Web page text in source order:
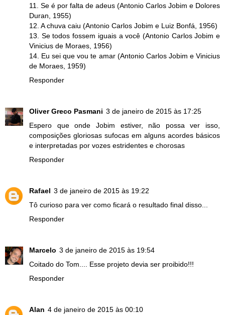
11. Se é por falta de adeus (Antonio Carlos Jobim e Dolores
Duran, 1955)
12. A chuva caiu (Antonio Carlos Jobim e Luiz Bonfá, 1956)
13. Se todos fossem iguais a você (Antonio Carlos Jobim e
Vinicius de Moraes, 1956)
14. Eu sei que vou te amar (Antonio Carlos Jobim e Vinicius
de Moraes, 1959)
Responder
Oliver Greco Pasmani 3 de janeiro de 2015 às 17:25
Espero que onde Jobim estiver, não possa ver isso,
composições gloriosas sufocas em alguns acordes básicos
e interpretadas por vozes estridentes e chorosas
Responder
Rafael 3 de janeiro de 2015 às 19:22
Tô curioso para ver como ficará o resultado final disso...
Responder
Marcelo 3 de janeiro de 2015 às 19:54
Coitado do Tom.... Esse projeto devia ser proibido!!!
Responder
Alan 4 de janeiro de 2015 às 00:10